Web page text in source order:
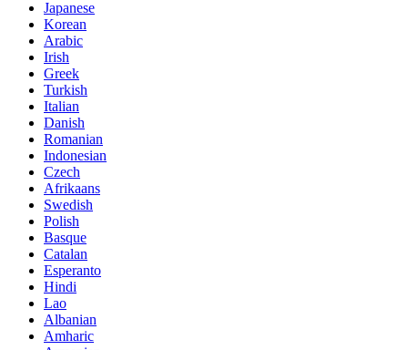
Japanese
Korean
Arabic
Irish
Greek
Turkish
Italian
Danish
Romanian
Indonesian
Czech
Afrikaans
Swedish
Polish
Basque
Catalan
Esperanto
Hindi
Lao
Albanian
Amharic